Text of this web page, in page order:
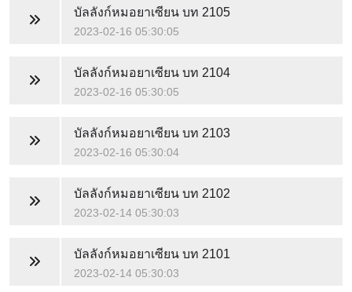
บัลลังก์หมอยาเซียนบท 2105
2023-02-16 05:30:05
บัลลังก์หมอยาเซียนบท 2104
2023-02-16 05:30:05
บัลลังก์หมอยาเซียนบท 2103
2023-02-16 05:30:04
บัลลังก์หมอยาเซียนบท 2102
2023-02-14 05:30:03
บัลลังก์หมอยาเซียนบท 2101
2023-02-14 05:30:03